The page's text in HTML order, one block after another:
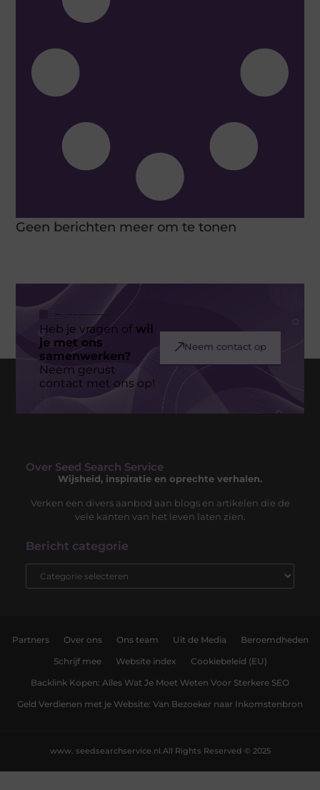
Geen berichten meer om te tonen
Heb je vragen ofwil
je met ons
samenwerken?
Neem gerust
contact met ons op!
Neem contact op
Over Seed Search Service
Wijsheid, inspiratie en oprechte verhalen.
Verken een divers aanbod aan blogs en artikelen die de
vele kanten van het leven laten zien.
Bericht categorie
Partners Over ons Ons team Uit de Media Beroemdheden
Schrijf mee Website index Cookiebeleid (EU)
Backlink Kopen: Alles Wat Je Moet Weten Voor Sterkere SEO
Geld Verdienen met je Website: Van Bezoeker naar Inkomstenbron
All Rights Reserved © 2025
www. seedsearchservice.nl.